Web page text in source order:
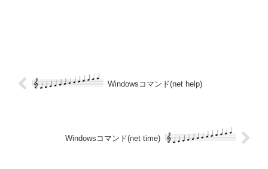
Windowsコマンド(net help)
Windowsコマンド(net time)